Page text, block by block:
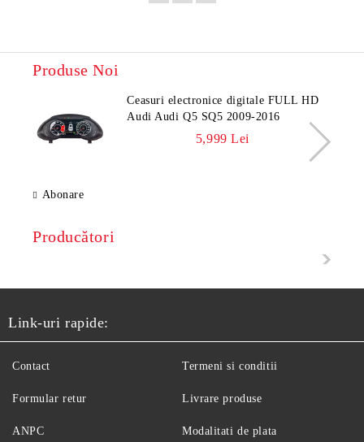
Produse Noi
Ceasuri electronice digitale FULL HD
Audi Audi Q5 SQ5 2009-2016
5,999 Lei
Abonare
Producători
Link-uri rapide:
Contact
Formular retur
ANPC
Termeni si conditii
Livrare produse
Modalitati de plata